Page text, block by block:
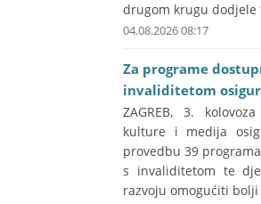
drugom krugu dodjele
04.08.2026 08:17
Za programe
invaliditetom
ZAGREB, 3.
kulture i medija
provedbu 39
s invaliditetom te
razvoju omogućiti